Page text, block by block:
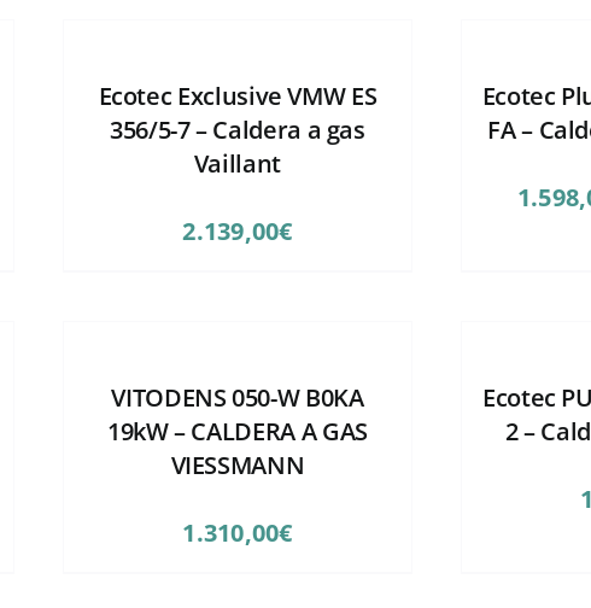
Ecotec Exclusive VMW ES
356/5-7 – Caldera a gas
Vaillant
2.139,00€
Ecotec
FA –
VITODENS 050-W B0KA
19kW – CALDERA A GAS
VIESSMANN
1.310,00€
Ecotec
2 –